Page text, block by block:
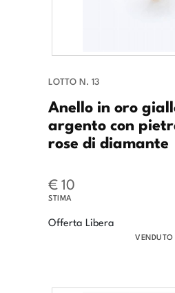
LOTTO N. 13
Anello in oro
argento con
rose di diamante
€ 10
STIMA
Offerta Libera
VENDUTO